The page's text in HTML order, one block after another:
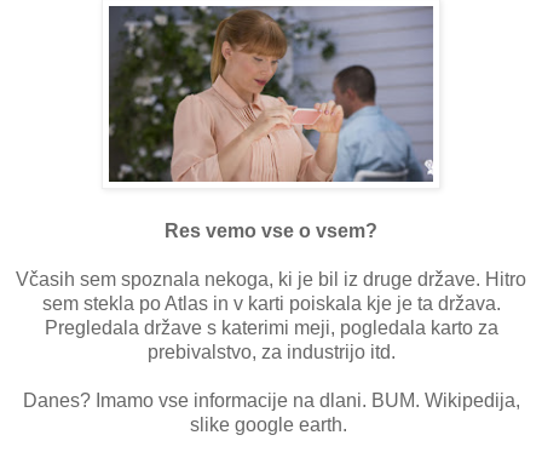
Res vemo vse o vsem?
Včasih sem spoznala nekoga, ki je bil iz druge države. Hitro
sem stekla po Atlas in v karti poiskala kje je ta država.
Pregledala države s katerimi meji, pogledala karto za
prebivalstvo, za industrijo itd.
Danes? Imamo vse informacije na dlani. BUM. Wikipedija,
slike google earth.